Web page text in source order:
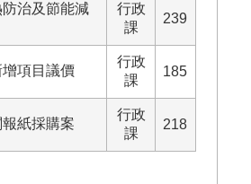
防治及節能減
行政
課
239
項目議價
行政
課
185
紙採購案
行政
課
218